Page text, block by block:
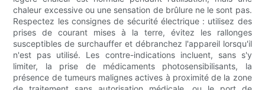
chaleur excessive ou une sensation de brûlure ne le sont pas.
Respectez les consignes de sécurité électrique : utilisez des
prises de courant mises à la terre, évitez les rallonges
susceptibles de surchauffer et débranchez l'appareil lorsqu'il
n'est pas utilisé. Les contre-indications incluent, sans s'y
limiter, la prise de médicaments photosensibilisants, la
présence de tumeurs malignes actives à proximité de la zone